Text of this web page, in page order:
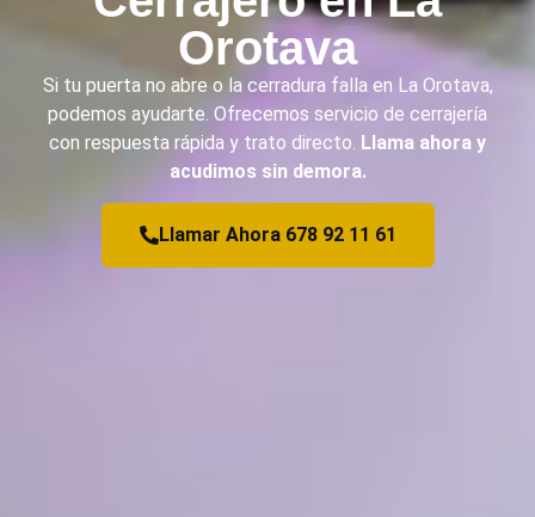
Orotava
Si tu puerta no abre o la cerradura falla en La Orotava,
podemos ayudarte. Ofrecemos servicio de cerrajería
con respuesta rápida y trato directo. Llama ahora y
acudimos sin demora.
Llamar Ahora 678 92 11 61